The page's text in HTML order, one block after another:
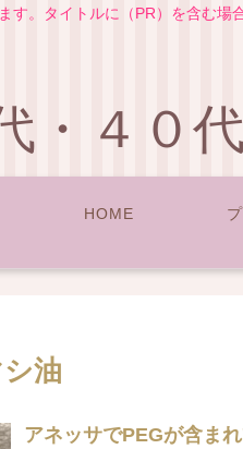
す。タイトルに（PR）を含む
・４０
HOME
油
アネッサでPEGが含ま